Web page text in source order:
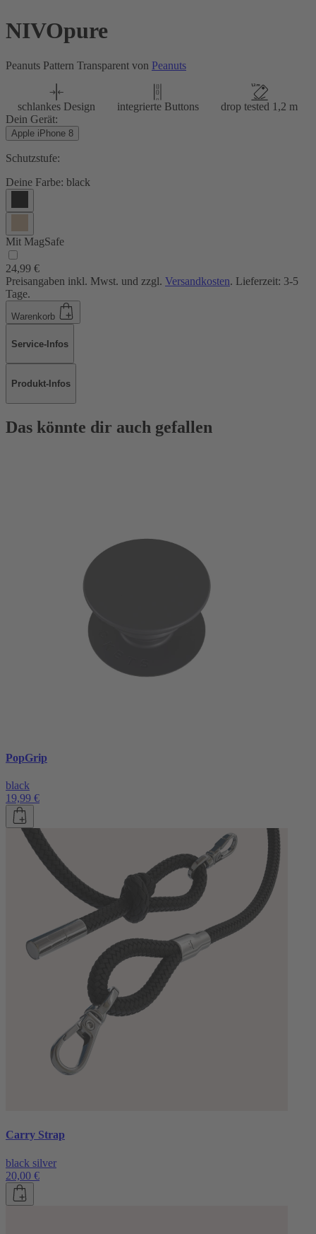
NIVOpure
Peanuts Pattern Transparent von Peanuts
schlankes Design integrierte Buttons
drop tested 1,2 m
Dein Gerät:
Apple iPhone 8
Schutzstufe:
Deine Farbe: black
Mit MagSafe
24,99 €
Preisangaben inkl. Mwst. und zzgl. Versandkosten. Lieferzeit: 3-5
Tage.
Warenkorb
Service-Infos
Produkt-Infos
Das könnte dir auch gefallen
PopGrip
black
19,99 €
Carry Strap
black silver
20,00 €